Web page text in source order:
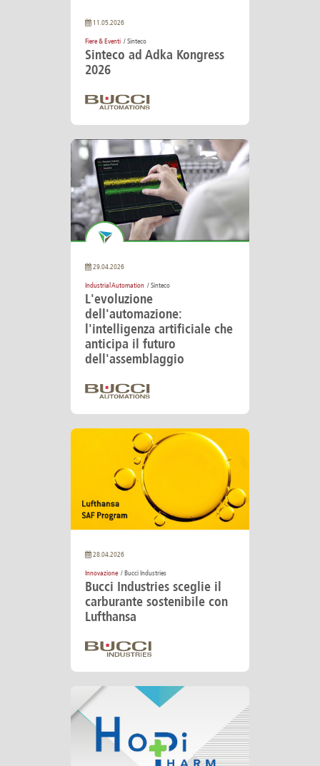
11.05.2026
Fiere & Eventi / Sinteco
Sinteco ad Adka Kongress
2026
29.04.2026
Industrial Automation / Sinteco
L'evoluzione
dell'automazione:
l'intelligenza artificiale che
anticipa il futuro
dell'assemblaggio
28.04.2026
Innovazione / Bucci Industries
Bucci Industries sceglie il
carburante sostenibile con
Lufthansa